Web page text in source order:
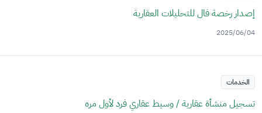
إصدار رخصة فال للتحليلات العقارية
2025/06/04
الخدمات
تسجيل منشأة عقارية / وسيط عقاري فرد لأول مره